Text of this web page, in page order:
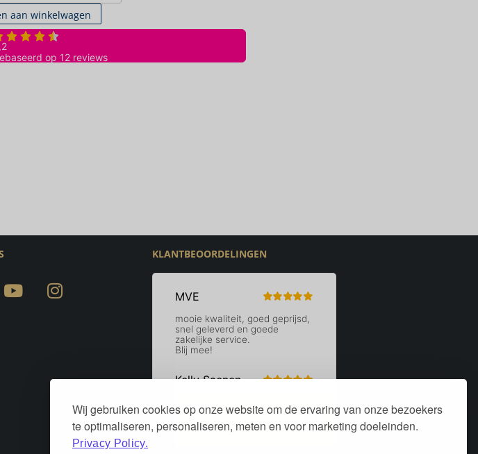
Wij gebruiken cookies op onze website om de ervaring van onze bezoekers
te optimaliseren, personaliseren, meten en voor marketing doeleinden.
Privacy Policy.
aan winkelwagen
KLANTBEOORDELINGEN